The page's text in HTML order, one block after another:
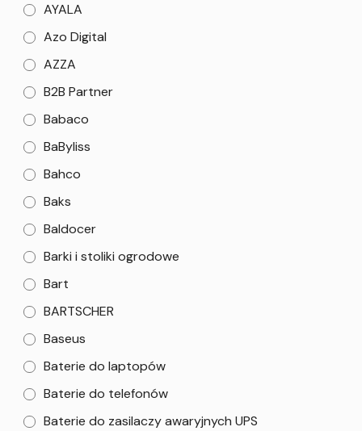
AYALA
Azo Digital
AZZA
B2B Partner
Babaco
BaByliss
Bahco
Baks
Baldocer
Barki i stoliki ogrodowe
Bart
BARTSCHER
Baseus
Baterie do laptopów
Baterie do telefonów
Baterie do zasilaczy awaryjnych UPS